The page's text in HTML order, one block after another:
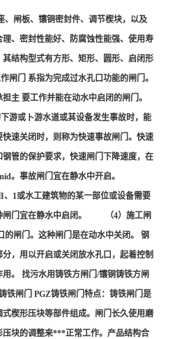
、闸板、镶铜密封件、调节楔块，以及
、密封性能好、防腐蚀性能强、使用寿
结构型式有方形、矩形、圆形、启闭形
闸门 系指为完成过水孔口功能的闸门。
主 要工作并能在动水中启闭的闸门。
下游或卜游水道或其设备发生事故时，能
速关闭时，则称为快速事故闸门。快速
管的保护要求，快速闸门下降速度，在
mid。事故闸门宜在静水中开启。
I、1或水工建筑物的某一部位或设备需要
闸门宜在静水中启闭。 （4）施工闸
的闸门。这种闸门是在动水中关闭。 钢
，用以开启或关闭放水孔口，起着控制
。 找污水用铸铁方闸门/镶铜铸铁方闸
铁闸门 PGZ铸铁闸门特点：铸铁闸门是
楔形压块等部件组成。闸门长久使用磨
块的调整来***正常工作。产品结构合